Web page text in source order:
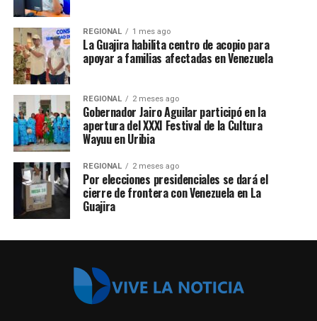
REGIONAL 1 mes ago
La Guajira habilita centro de acopio para
apoyar a familias afectadas en Venezuela
REGIONAL 2 meses ago
Gobernador Jairo Aguilar participó en la
apertura del XXXI Festival de la Cultura
Wayuu en Uribia
REGIONAL 2 meses ago
Por elecciones presidenciales se dará el
cierre de frontera con Venezuela en La
Guajira